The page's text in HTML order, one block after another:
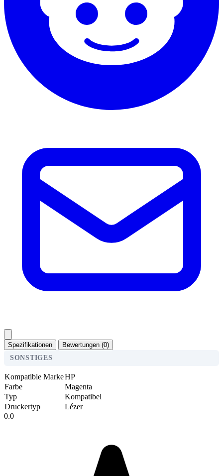
Spezifikationen
Bewertungen (0)
SONSTIGES
Kompatible MarkeHP
Farbe
Magenta
Typ
Kompatibel
Druckertyp
Lézer
0.0